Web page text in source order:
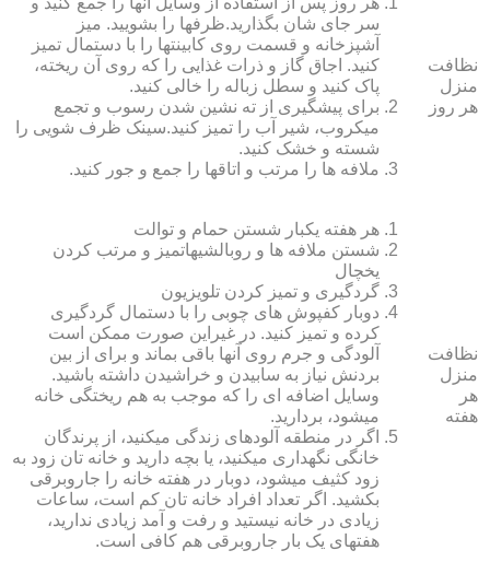
نظافت
منزل
هر روز
سر جای شان بگذارید.ظرف‏ها را بشویید. میز
آشپزخانه و قسمت روی کابینت‏ها را با دستمال تمیز
کنید. اجاق گاز و ذرات غذایی را که روی آن ریخته،
پاک کنید و سطل زباله را خالی کنید.
برای پیشگیری از ته نشین شدن رسوب و تجمع
میکروب، شیر آب را تمیز کنید.سینک ظرف شویی را
شسته و خشک کنید.
ملافه‏ ها را مرتب و اتاق‏ها را جمع و جور کنید.
نظافت
منزل
هر
هفته
هر هفته یکبار شستن حمام و توالت
شستن ملافه‏ ها و روبالشی‎هاتمیز و مرتب کردن
یخچال
گردگیری و تمیز کردن تلویزیون
دوبار کفپوش‏ های چوبی را با دستمال گردگیری
کرده و تمیز کنید. در غیراین صورت ممکن است
آلودگی و جرم روی آنها باقی بماند و برای از بین
بردنش نیاز به سابیدن و خراشیدن داشته باشید.
وسایل اضافه ای را که موجب به هم ریختگی خانه
می‏شود، بردارید.
اگر در منطقه آلوده‏ای زندگی می‏کنید، از پرندگان
خانگی نگهداری می‏کنید، یا بچه دارید و خانه‏ تان زود به
زود کثیف می‏شود، دوبار در هفته خانه را جاروبرقی
بکشید. اگر تعداد افراد خانه ‏تان کم است، ساعات
زیادی در خانه نیستید و رفت و آمد زیادی ندارید،
هفته‏ای یک بار جاروبرقی هم کافی است.